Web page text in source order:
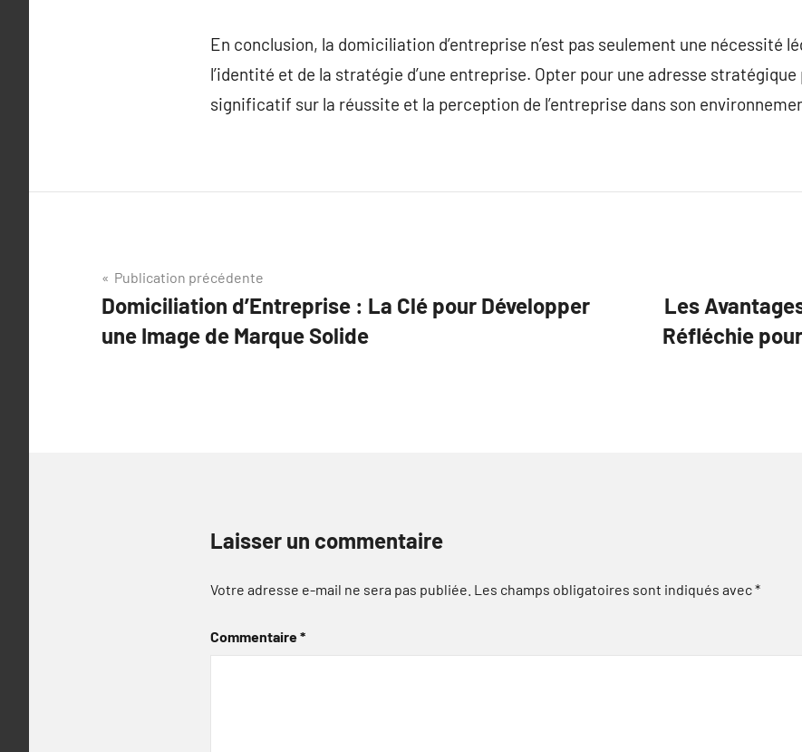
En conclusion, la domiciliation d’entreprise n’est pas seulement une nécessité
l’identité et de la stratégie d’une entreprise. Opter pour une adresse
significatif sur la réussite et la perception de l’entreprise dans son
Navigation
de
l’article
Publication précédente
Domiciliation d’Entreprise : La Clé pour Développer
une Image de Marque Solide
Les
Réfléchie
Laisser un commentaire
Votre adresse e-mail ne sera pas publiée. Les champs obligatoires sont indiqués avec*
Commentaire*